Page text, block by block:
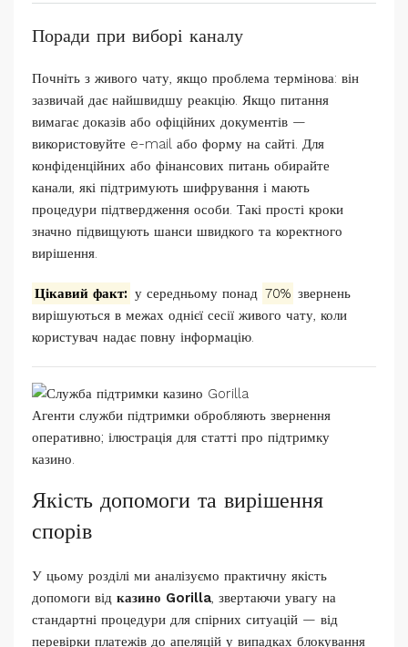
Поради при виборі каналу
Почніть з живого чату, якщо проблема термінова: він
зазвичай дає найшвидшу реакцію. Якщо питання
вимагає доказів або офіційних документів —
використовуйте e-mail або форму на сайті. Для
конфіденційних або фінансових питань обирайте
канали, які підтримують шифрування і мають
процедури підтвердження особи. Такі прості кроки
значно підвищують шанси швидкого та коректного
вирішення.
Цікавий факт: у середньому понад 70% звернень
вирішуються в межах однієї сесії живого чату, коли
користувач надає повну інформацію.
Агенти служби підтримки обробляють звернення
оперативно; ілюстрація для статті про підтримку
казино.
Якість допомоги та вирішення
спорів
У цьому розділі ми аналізуємо практичну якість
допомоги від казино Gorilla, звертаючи увагу на
стандартні процедури для спірних ситуацій — від
перевірки платежів до апеляцій у випадках блокування